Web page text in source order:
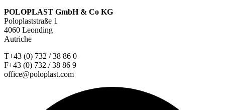
POLOPLAST GmbH & Co KG
Poloplaststraße 1
4060 Leonding
Autriche
T+43 (0) 732 / 38 86 0
F+43 (0) 732 / 38 86 9
office@poloplast.com